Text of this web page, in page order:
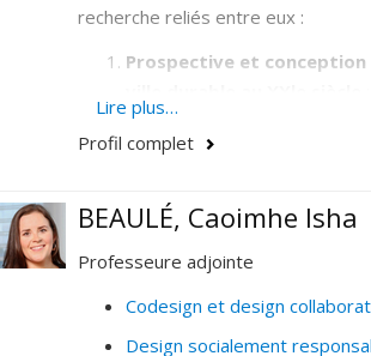
recherche reliés entre eux :
Prospective et conception
prospective stratégique et de
prospectifs appliqués à la
de l'intelligence artificielle
universitaires, bibliothèques,
parcours actifs) ;
Lire plus…
Profil complet
BEAULÉ, Caoimhe Isha
Professeure adjointe
Codesign et design
Design socialement